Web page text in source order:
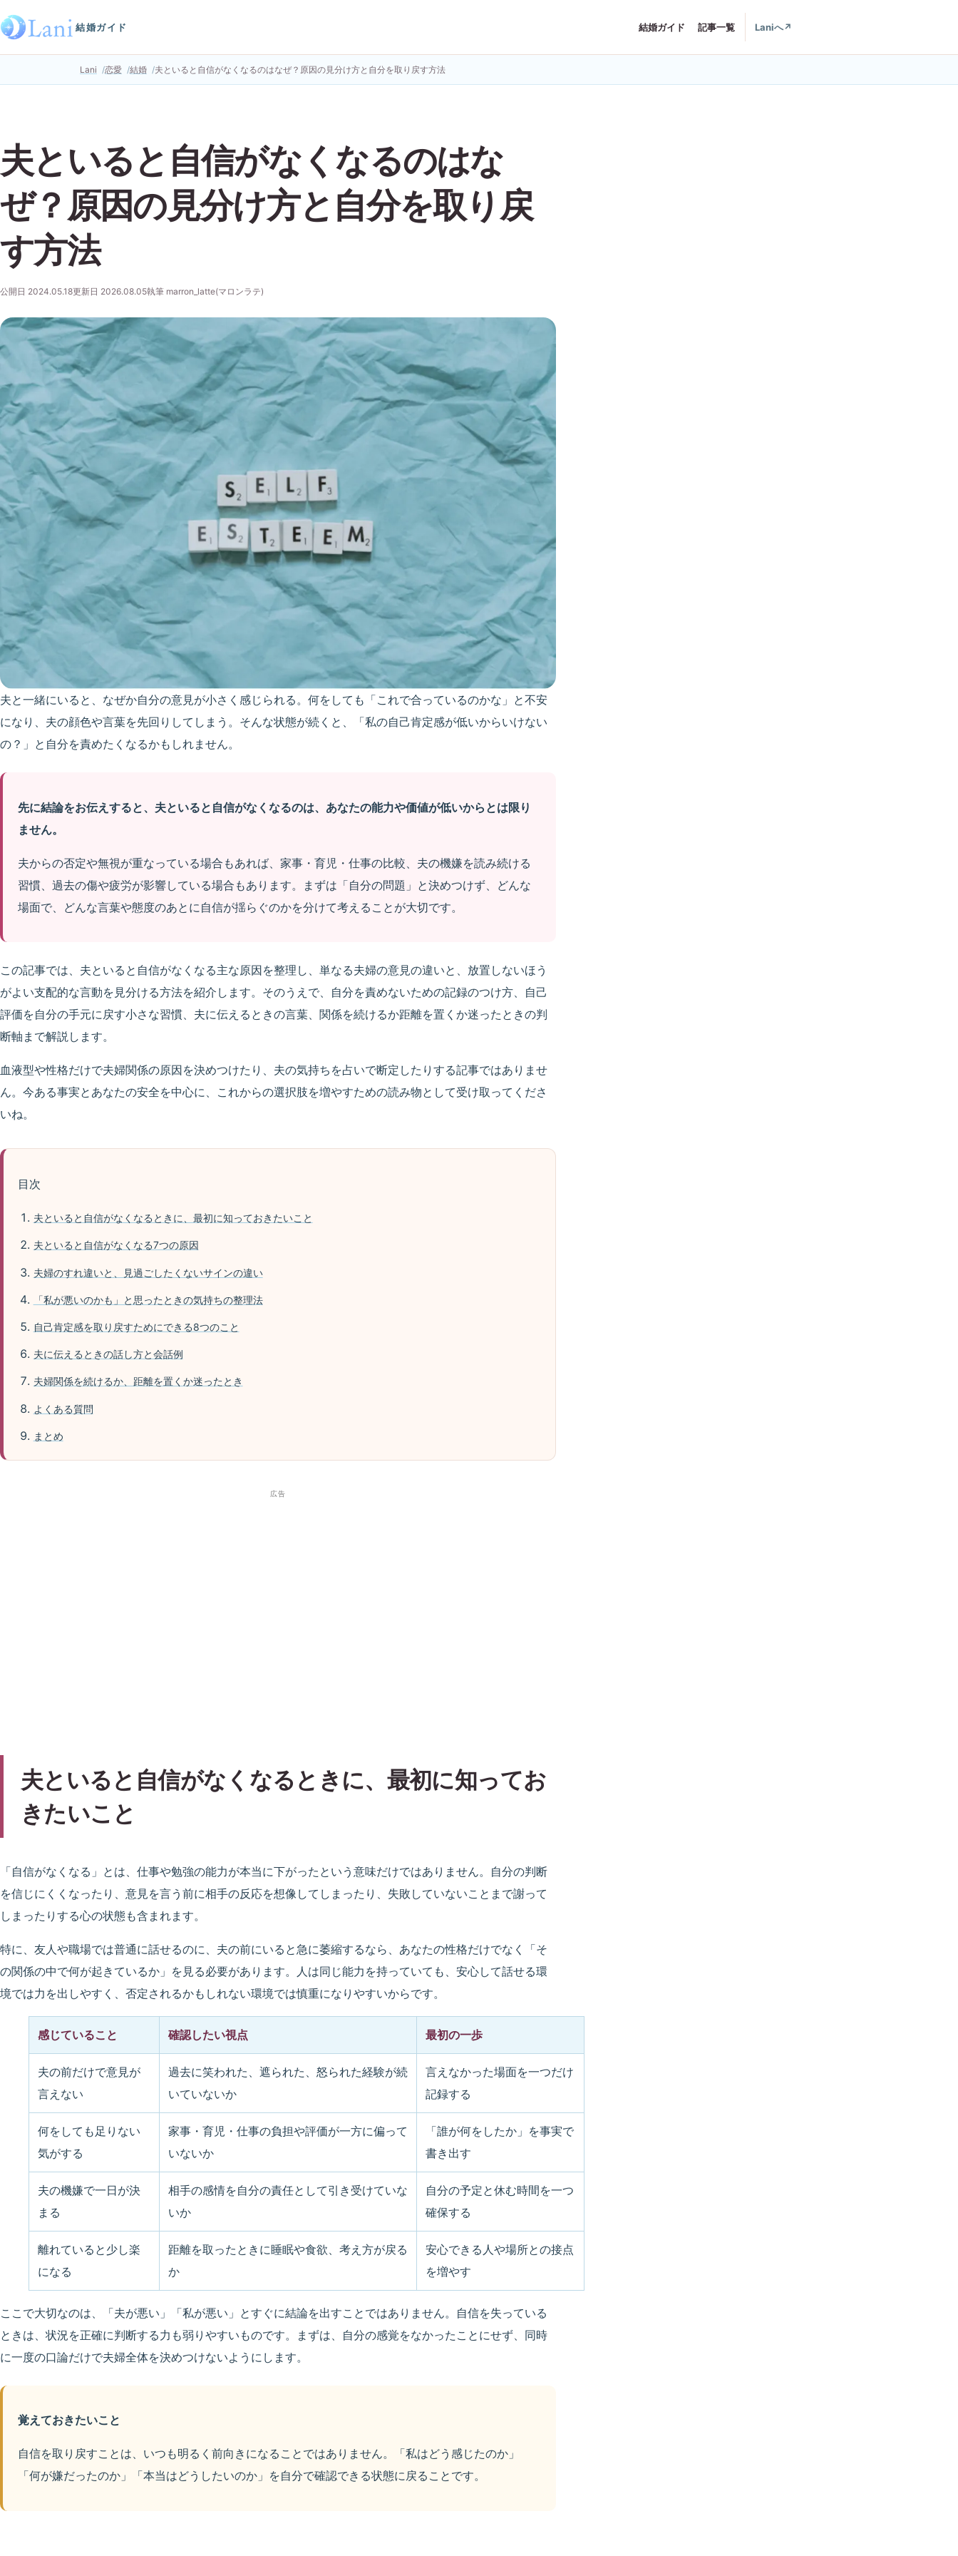
結婚ガイド 結婚ガイド 記事一覧 Laniへ↗
Lani 恋愛 結婚 夫といると自信がなくなるのはなぜ？原因の見分け方と自分を取り戻す方法
夫といると自信がなくなるのはな
ぜ？原因の見分け方と自分を取り戻
す方法
公開日 2024.05.18更新日 2026.08.05執筆 marron_latte(マロンラテ)
夫と一緒にいると、なぜか自分の意見が小さく感じられる。何をしても「これで合っているのかな」と不安
になり、夫の顔色や言葉を先回りしてしまう。そんな状態が続くと、「私の自己肯定感が低いからいけない
の？」と自分を責めたくなるかもしれません。
先に結論をお伝えすると、夫といると自信がなくなるのは、あなたの能力や価値が低いからとは限り
ません。
夫からの否定や無視が重なっている場合もあれば、家事・育児・仕事の比較、夫の機嫌を読み続ける
習慣、過去の傷や疲労が影響している場合もあります。まずは「自分の問題」と決めつけず、どんな
場面で、どんな言葉や態度のあとに自信が揺らぐのかを分けて考えることが大切です。
この記事では、夫といると自信がなくなる主な原因を整理し、単なる夫婦の意見の違いと、放置しないほう
がよい支配的な言動を見分ける方法を紹介します。そのうえで、自分を責めないための記録のつけ方、自己
評価を自分の手元に戻す小さな習慣、夫に伝えるときの言葉、関係を続けるか距離を置くか迷ったときの判
断軸まで解説します。
血液型や性格だけで夫婦関係の原因を決めつけたり、夫の気持ちを占いで断定したりする記事ではありませ
ん。今ある事実とあなたの安全を中心に、これからの選択肢を増やすための読み物として受け取ってくださ
いね。
目次
夫といると自信がなくなるときに、最初に知っておきたいこと
夫といると自信がなくなる7つの原因
夫婦のすれ違いと、見過ごしたくないサインの違い
「私が悪いのかも」と思ったときの気持ちの整理法
自己肯定感を取り戻すためにできる8つのこと
夫に伝えるときの話し方と会話例
夫婦関係を続けるか、距離を置くか迷ったとき
よくある質問
まとめ
広告
夫といると自信がなくなるときに、最初に知ってお
きたいこと
「自信がなくなる」とは、仕事や勉強の能力が本当に下がったという意味だけではありません。自分の判断
を信じにくくなったり、意見を言う前に相手の反応を想像してしまったり、失敗していないことまで謝って
しまったりする心の状態も含まれます。
特に、友人や職場では普通に話せるのに、夫の前にいると急に萎縮するなら、あなたの性格だけでなく「そ
の関係の中で何が起きているか」を見る必要があります。人は同じ能力を持っていても、安心して話せる環
境では力を出しやすく、否定されるかもしれない環境では慎重になりやすいからです。
感じていること 確認したい視点 最初の一歩
夫の前だけで意見が
言えない
過去に笑われた、遮られた、怒られた経験が続
いていないか
言えなかった場面を一つだけ
記録する
何をしても足りない
気がする
家事・育児・仕事の負担や評価が一方に偏って
いないか
「誰が何をしたか」を事実で
書き出す
夫の機嫌で一日が決
まる
相手の感情を自分の責任として引き受けていな
いか
自分の予定と休む時間を一つ
確保する
離れていると少し楽
になる
距離を取ったときに睡眠や食欲、考え方が戻る
か
安心できる人や場所との接点
を増やす
ここで大切なのは、「夫が悪い」「私が悪い」とすぐに結論を出すことではありません。自信を失っている
ときは、状況を正確に判断する力も弱りやすいものです。まずは、自分の感覚をなかったことにせず、同時
に一度の口論だけで夫婦全体を決めつけないようにします。
覚えておきたいこと
自信を取り戻すことは、いつも明るく前向きになることではありません。「私はどう感じたのか」
「何が嫌だったのか」「本当はどうしたいのか」を自分で確認できる状態に戻ることです。